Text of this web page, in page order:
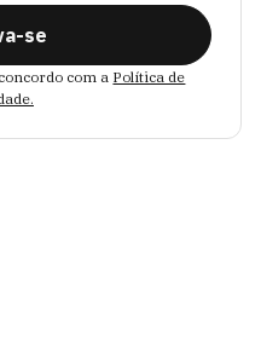
se
com a Política de